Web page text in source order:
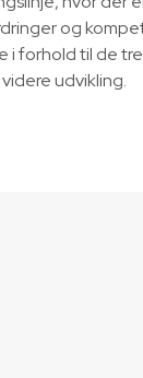
og
i forhold til de
udvikling.